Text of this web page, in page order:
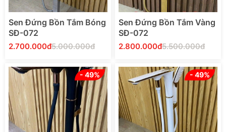
Thêm Vào Giỏ Hàng
Sen Đứng Bồn Tắm Bóng
SĐ-072
2.700.000đ5.000.000đ
Thêm Vào Giỏ Hàng
Sen Đứng Bồn Tắm Vàng
SĐ-072
2.800.000đ5.500.000đ
- 49% - 49%